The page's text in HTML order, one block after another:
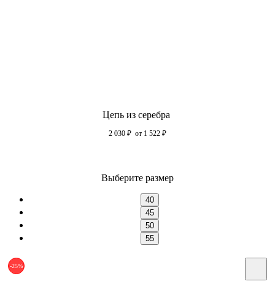
Цепь из серебра
2 030 ₽ от 1 522 ₽
Выберите размер
40
45
50
55
-25%